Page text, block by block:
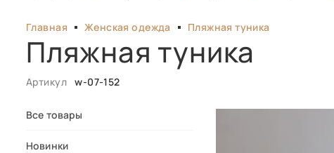
Главная Женская одежда Пляжная туника
Пляжная туника
Артикул w-07-152
Все товары
Новинки